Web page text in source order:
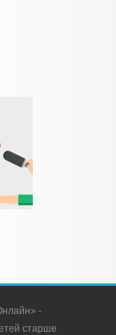
-
старше